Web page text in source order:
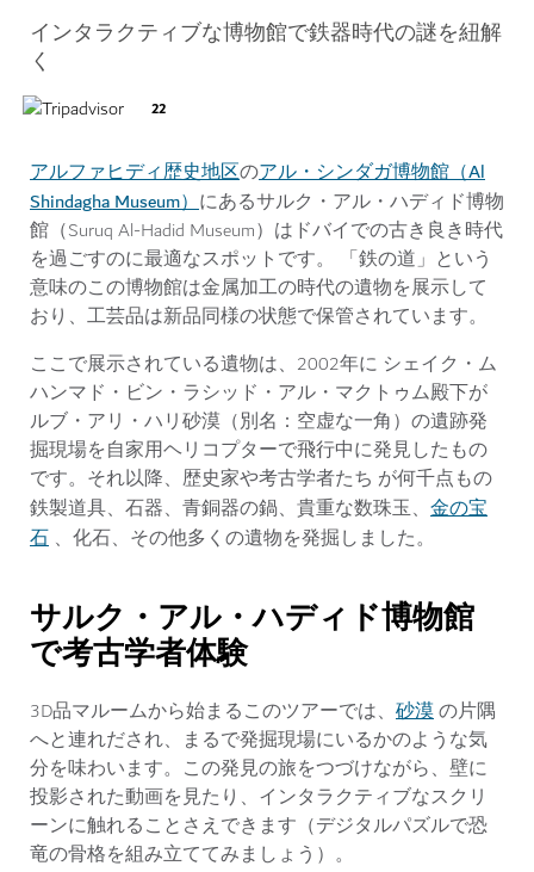
インタラクティブな博物館で鉄器時代の謎を紐解
く
22
アルファヒディ歴史地区のアル・シンダガ博物館（Al
Shindagha Museum）にあるサルク・アル・ハディド博物
館（Suruq Al-Hadid Museum）はドバイでの古き良き時代
を過ごすのに最適なスポットです。 「鉄の道」という
意味のこの博物館は金属加工の時代の遺物を展示して
おり、工芸品は新品同様の状態で保管されています。
ここで展示されている遺物は、2002年に シェイク・ム
ハンマド・ビン・ラシッド・アル・マクトゥム殿下が
ルブ・アリ・ハリ砂漠（別名：空虚な一角）の遺跡発
掘現場を自家用ヘリコプターで飛行中に発見したもの
です。それ以降、歴史家や考古学者たち が何千点もの
鉄製道具、石器、青銅器の鍋、貴重な数珠玉、 金の宝
石 、化石、その他多くの遺物を発掘しました。
サルク・アル・ハディド博物館
で考古学者体験
3D品マルームから始まるこのツアーでは、 砂漠の片隅
へと連れだされ、まるで発掘現場にいるかのような気
分を味わいます。この発見の旅をつづけながら、壁に
投影された動画を見たり、インタラクティブなスクリ
ーンに触れることさえできます（デジタルパズルで恐
竜の骨格を組み立ててみましょう）。